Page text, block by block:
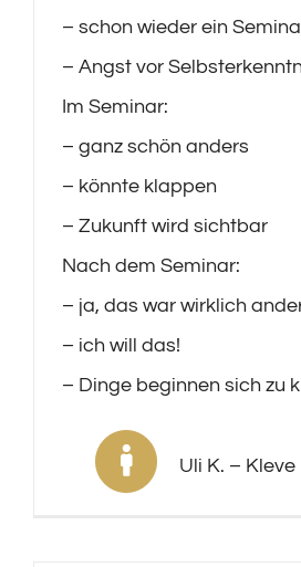
– schon wieder ein
– Angst vor
Im Seminar:
– ganz schön anders
– könnte klappen
– Zukunft wird sichtbar
Nach dem Seminar:
– ja, das war wirklich
– ich will das!
– Dinge beginnen sich zu
Uli K. – Kleve